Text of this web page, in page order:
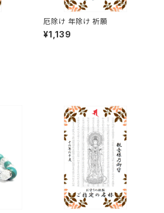
厄除け 年除け 祈願
¥1,139